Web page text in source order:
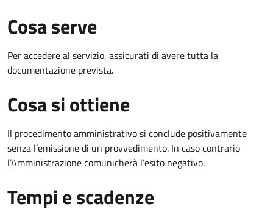
Cosa serve
Per accedere al servizio, assicurati di avere tutta la
documentazione prevista.
Cosa si ottiene
Il procedimento amministrativo si conclude positivamente
senza l’emissione di un provvedimento. In caso contrario
l’Amministrazione comunicherà l’esito negativo.
Tempi e scadenze